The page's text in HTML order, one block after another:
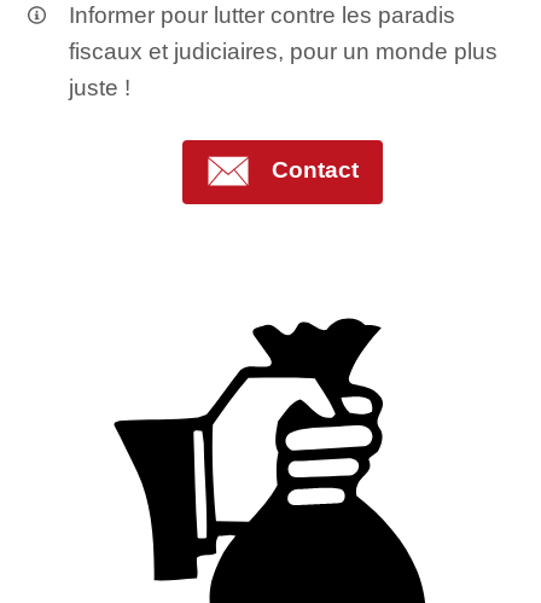
Informer pour lutter contre les paradis
fiscaux et judiciaires, pour un monde plus
juste !
Contact